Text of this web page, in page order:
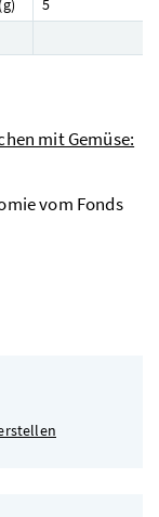
g)
5
mit Gemüse:
vom Fonds